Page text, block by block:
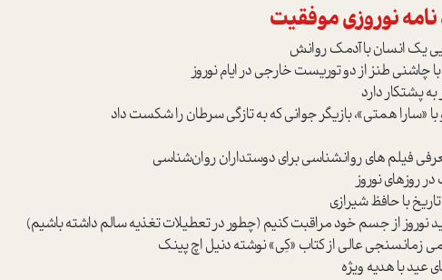
نوروزی موفقیت
چاشنی طنز از دو توریست خارجی در ایام نوروز
پشتکار دارد
همتی»، بازیگر جوانی که به تازگی سرطان را شکست داد
فیلم های روانشناسی برای دوستداران روان‌شناسی
روزهای نوروز
با حافظ شیرازی
نوروز از جسم خود مراقبت کنیم (چطور در تعطیلات تغذیه سالم داشته باشیم)
زمان­سنجی عالی از کتاب «کِی» نوشته دنیل اچ پینک
با هدیه ویژه